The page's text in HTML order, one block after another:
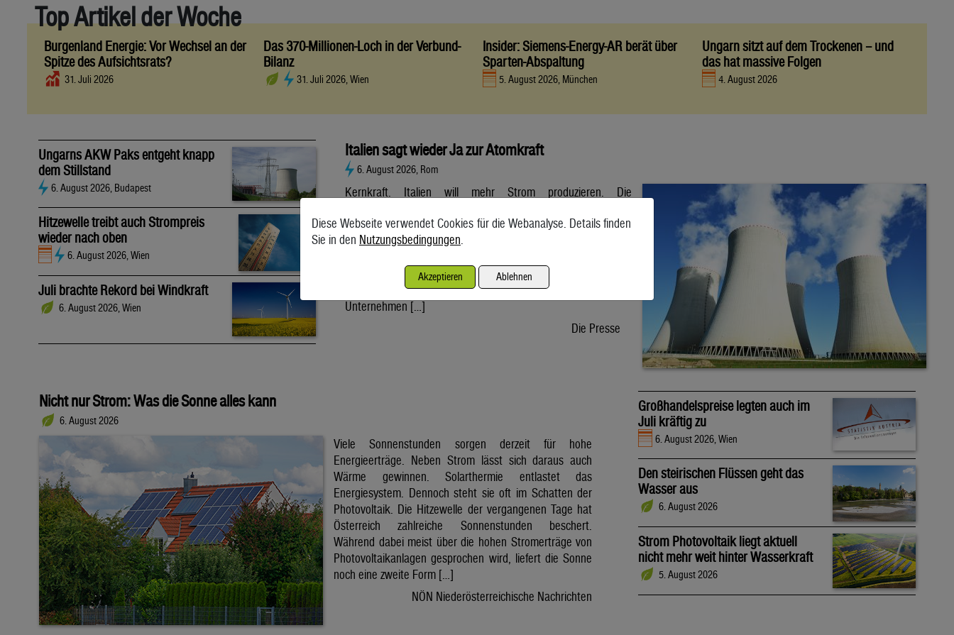
Top Artikel der Woche
Burgenland Energie: Vor Wechsel an der
Spitze des Aufsichtsrats?
31. Juli 2026
Das 370-Millionen-Loch in der Verbund-
Bilanz
31. Juli 2026, Wien
Insider: Siemens-Energy-AR berät über
Sparten-Abspaltung
5. August 2026, München
Ungarn sitzt auf dem Trockenen – und
das hat massive Folgen
4. August 2026
Ungarns AKW Paks entgeht knapp
dem Stillstand
6. August 2026, Budapest
Hitzewelle treibt auch Strompreis
wieder nach oben
6. August 2026, Wien
Juli brachte Rekord bei Windkraft
6. August 2026, Wien
Italien sagt wieder Ja zur Atomkraft
6. August 2026, Rom
Kernkraft. Italien will mehr Strom produzieren. Die
Unsicherheiten. Italien will zurück zur Atomkraft. Der Senat
wird voraussichtlich nach der Sommerpause einem Gesetz
Dekret verabschieden. Der Weg bis zur Inbetriebnahme eines
ersten Reaktors wäre dann noch lang. Doch viele
Unternehmen […]
Die Presse
Nicht nur Strom: Was die Sonne alles kann
6. August 2026
Viele Sonnenstunden sorgen derzeit für hohe
Energieerträge. Neben Strom lässt sich daraus auch
Wärme gewinnen. Solarthermie entlastet das
Energiesystem. Dennoch steht sie oft im Schatten der
Photovoltaik. Die Hitzewelle der vergangenen Tage hat
Österreich zahlreiche Sonnenstunden beschert.
Während dabei meist über die hohen Stromerträge von
Photovoltaikanlagen gesprochen wird, liefert die Sonne
noch eine zweite Form […]
NÖN Niederösterreichische Nachrichten
Großhandelspreise legten auch im
Juli kräftig zu
6. August 2026, Wien
Den steirischen Flüssen geht das
Wasser aus
6. August 2026
Strom Photovoltaik liegt aktuell
nicht mehr weit hinter Wasserkraft
5. August 2026
Diese Webseite verwendet Cookies für die Webanalyse. Details finden
Sie in den Nutzungsbedingungen.
Akzeptieren Ablehnen